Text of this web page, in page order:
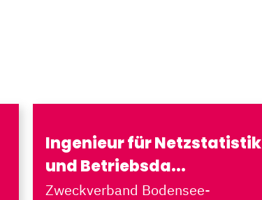
Ingenieur für Netzstatistik
und Betriebsda...
Zweckverband Bodensee-